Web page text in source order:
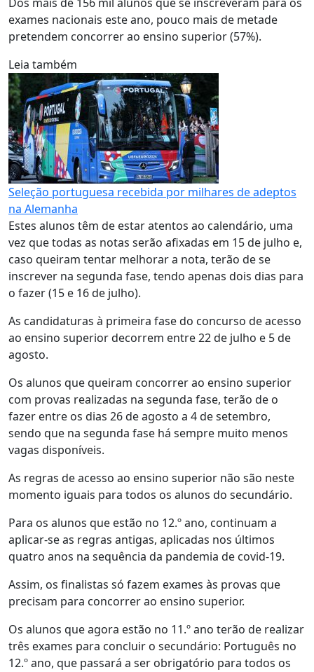
exames nacionais este ano, pouco mais de metade
pretendem concorrer ao ensino superior (57%).
Leia também
Seleção portuguesa recebida por milhares de adeptos
na Alemanha
Estes alunos têm de estar atentos ao calendário, uma
vez que todas as notas serão afixadas em 15 de julho e,
caso queiram tentar melhorar a nota, terão de se
inscrever na segunda fase, tendo apenas dois dias para
o fazer (15 e 16 de julho).
As candidaturas à primeira fase do concurso de acesso
ao ensino superior decorrem entre 22 de julho e 5 de
agosto.
Os alunos que queiram concorrer ao ensino superior
com provas realizadas na segunda fase, terão de o
fazer entre os dias 26 de agosto a 4 de setembro,
sendo que na segunda fase há sempre muito menos
vagas disponíveis.
As regras de acesso ao ensino superior não são neste
momento iguais para todos os alunos do secundário.
Para os alunos que estão no 12.º ano, continuam a
aplicar-se as regras antigas, aplicadas nos últimos
quatro anos na sequência da pandemia de covid-19.
Assim, os finalistas só fazem exames às provas que
precisam para concorrer ao ensino superior.
Os alunos que agora estão no 11.º ano terão de realizar
três exames para concluir o secundário: Português no
12.º ano, que passará a ser obrigatório para todos os